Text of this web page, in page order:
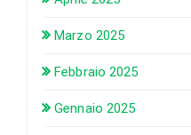
Marzo 2025
Febbraio 2025
Gennaio 2025